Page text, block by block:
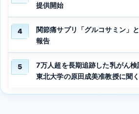
提供開始
4
関節痛サプリ「グルコサミン」
報告
5
7万人超を長期追跡した乳がん検
東北大学の原田成美准教授に聞